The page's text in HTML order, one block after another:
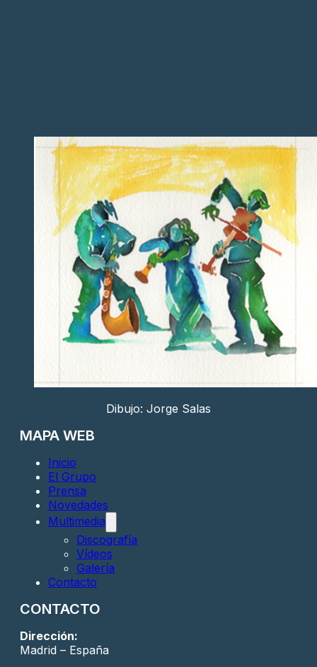
Dibujo: Jorge Salas
MAPA WEB
Inicio
El Grupo
Prensa
Novedades
Multimedia
Discografía
Vídeos
Galería
Contacto
CONTACTO
Dirección:
Madrid – España